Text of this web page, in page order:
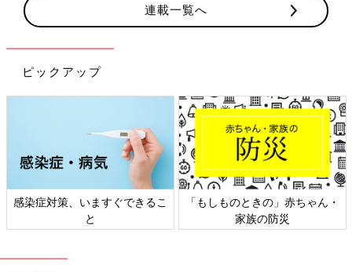
連載一覧へ
ピックアップ
感染症対策、いますぐできるこ
と
「もしものときの」赤ちゃん・
家族の防災